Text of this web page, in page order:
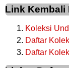
Link Kembali
Koleksi
Daftar
Daftar